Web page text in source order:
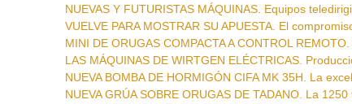
NUEVAS Y FUTURISTAS MÁQUINAS. Equipos
VUELVE PARA MOSTRAR SU APUESTA. El
MINI DE ORUGAS COMPACTA A CONTROL
LAS MÁQUINAS DE WIRTGEN ELÉCTRICAS.
NUEVA BOMBA DE HORMIGÓN CIFA MK 35H. La
NUEVA GRÚA SOBRE ORUGAS DE TADANO. La